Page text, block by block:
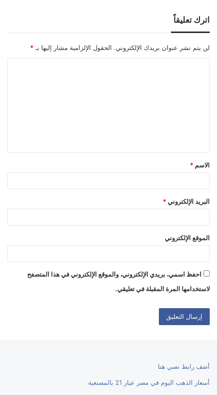
اترك تعليقاً
لن يتم نشر عنوان بريدك الإلكتروني. الحقول الإلزامية مشار إليها بـ *
ق
*
الاسم *
البريد الإلكتروني *
الموقع الإلكتروني
احفظ اسمي، بريدي الإلكتروني، والموقع الإلكتروني في هذا المتصفح
لاستخدامها المرة المقبلة في تعليقي.
أضف رابط نصي هنا
أسعار الذهب اليوم في مصر عيار 21 بالمصنعية